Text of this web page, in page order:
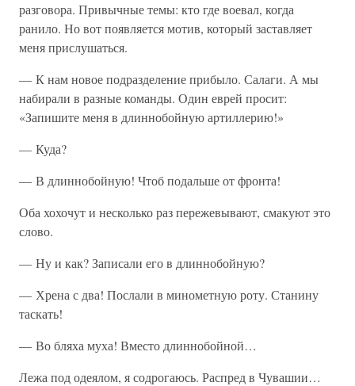
разговора. Привычные темы: кто где воевал, когда
ранило. Но вот появляется мотив, который заставляет
меня прислушаться.
— К нам новое подразделение прибыло. Салаги. А мы
набирали в разные команды. Один еврей просит:
«Запишите меня в длиннобойную артиллерию!»
— Куда?
— В длиннобойную! Чтоб подальше от фронта!
Оба хохочут и несколько раз пережевывают, смакуют это
слово.
— Ну и как? Записали его в длиннобойную?
— Хрена с два! Послали в минометную роту. Станину
таскать!
— Во бляха муха! Вместо длиннобойной…
Лежа под одеялом, я содрогаюсь. Распред в Чувашии…